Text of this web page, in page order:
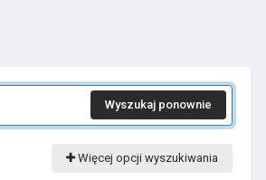
Wyszukaj ponownie
Więcej opcji wyszukiwania